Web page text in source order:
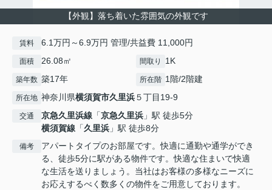
【外観】落ち着いた雰囲気の外観です
賃料 6.1万円～6.9万円 管理/共益費 11,000円
面積 26.08㎡ 間取り 1K
築年数 築17年 所在階 1階/2階建
所在地 神奈川県横須賀市久里浜５丁目19-9
交通 京急久里浜線 「京急久里浜 」駅 徒歩5分
横須賀線 「久里浜 」駅 徒歩8分
備考
アパートタイプのお部屋です。快適に通勤や通学ができ
る、徒歩5分に駅がある物件です。快適な住まいで快適
な生活を送りましょう。当社はお客様の多様なニーズに
お応えするべく数多くの物件をご用意しております。